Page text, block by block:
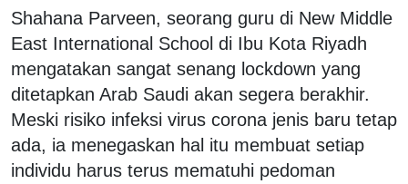
Shahana Parveen, seorang guru di New Middle
East International School di Ibu Kota Riyadh
mengatakan sangat senang lockdown yang
ditetapkan Arab Saudi akan segera berakhir.
Meski risiko infeksi virus corona jenis baru tetap
ada, ia menegaskan hal itu membuat setiap
individu harus terus mematuhi pedoman